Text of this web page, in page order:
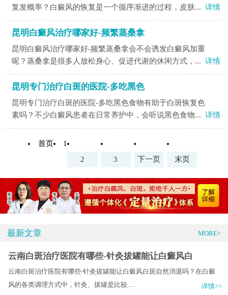
复发概率？白癜风的恢复是一个循序渐进的过程，皮肤... 详情
昆明白癜风治疗哪家好-频繁蒸桑拿
昆明白癜风治疗哪家好-频繁蒸桑拿会不会诱发白癜风加重
呢？蒸桑拿是很多人放松身心、促进代谢的休闲方式，... 详情
昆明专门治疗白斑的医院-多吃黑色
昆明专门治疗白斑的医院-多吃黑色食物有助于白斑恢复色
素吗？不少白癜风患者在日常养护中，会听说黑色食物... 详情
首页
1
2
3 下一页 末页
最新文章 MORE+
云南白斑治疗医院有哪些-针灸拔罐能让白癜风白
云南白斑治疗医院有哪些-针灸拔罐能让白癜风白斑自然消退吗？在白癜
风的各类调理方式中，针灸、拔罐是比较.....
详情>>